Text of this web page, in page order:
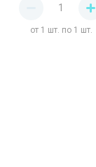
от 1 шт. по 1 шт.